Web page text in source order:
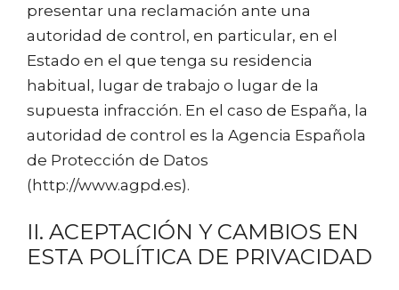
presentar una reclamación ante una
autoridad de control, en particular, en el
Estado en el que tenga su residencia
habitual, lugar de trabajo o lugar de la
supuesta infracción. En el caso de España, la
autoridad de control es la Agencia Española
de Protección de Datos
(http://www.agpd.es).
II. ACEPTACIÓN Y CAMBIOS EN
ESTA POLÍTICA DE PRIVACIDAD